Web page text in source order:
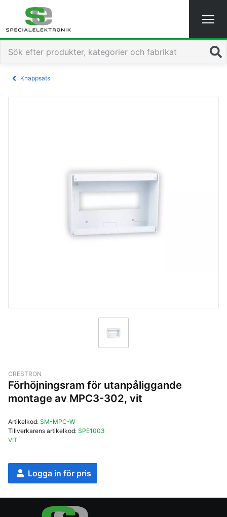
Sök
Knappsats
CRESTRON
Förhöjningsram för utanpåliggande
montage av MPC3-302, vit
Artikelkod: SM-MPC-W
Tillverkarens artikelkod: SPE1003
VIT
Logga in för pris